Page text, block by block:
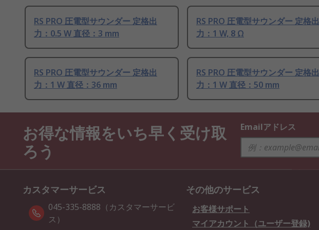
RS PRO 圧電型サウンダー 定格出
力：0.5 W 直径：3 mm
RS PRO 圧電型サウンダー 定格出
力：1 W, 8 Ω
RS PRO 圧電型サウンダー 定格出
力：1 W 直径：36 mm
RS PRO 圧電型サウンダー 定格出
力：1 W 直径：50 mm
お得な情報をいち早く受け取
ろう
Emailアドレス
カスタマーサービス
045-335-8888（カスタマーサービ
ス）
その他のサービス
お客様サポート
マイアカウント（ユーザー登録)